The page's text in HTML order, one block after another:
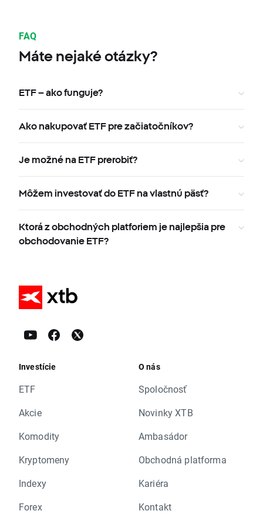
FAQ
Máte nejaké otázky?
ETF – ako funguje?
Ako nakupovať ETF pre začiatočníkov?
Je možné na ETF prerobiť?
Môžem investovať do ETF na vlastnú päsť?
Ktorá z obchodných platforiem je najlepšia pre
obchodovanie ETF?
Investície
ETF
Akcie
Komodity
Kryptomeny
Indexy
Forex
O nás
Spoločnosť
Novinky XTB
Ambasádor
Obchodná platforma
Kariéra
Kontakt